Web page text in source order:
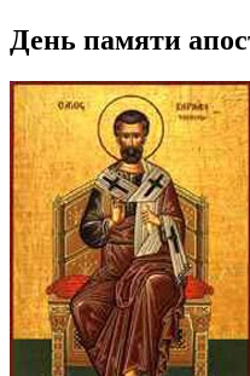
День памяти